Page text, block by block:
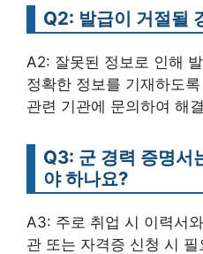
Q2: 발급이 거절될
A2: 잘못된 정보로 인해
정확한 정보를 기재하도
관련 기관에 문의하여 해
Q3: 군 경력 증명서
야 하나요?
A3: 주로 취업 시 이력서
관 또는 자격증 신청 시